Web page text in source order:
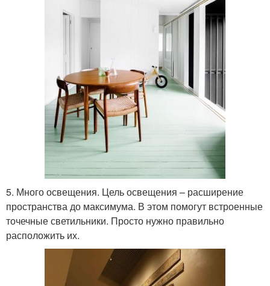
5. Много освещения. Цель освещения – расширение
пространства до максимума. В этом помогут встроенные
точечные светильники. Просто нужно правильно
расположить их.